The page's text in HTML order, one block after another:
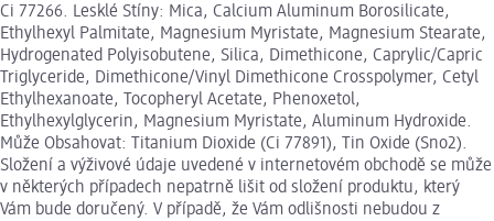
Ci 77266. Lesklé Stíny: Mica, Calcium Aluminum Borosilicate,
Ethylhexyl Palmitate, Magnesium Myristate, Magnesium Stearate,
Hydrogenated Polyisobutene, Silica, Dimethicone, Caprylic/Capric
Triglyceride, Dimethicone/Vinyl Dimethicone Crosspolymer, Cetyl
Ethylhexanoate, Tocopheryl Acetate, Phenoxetol,
Ethylhexylglycerin, Magnesium Myristate, Aluminum Hydroxide.
Může Obsahovat: Titanium Dioxide (Ci 77891), Tin Oxide (Sno2).
Složení a výživové údaje uvedené v internetovém obchodě se může
v některých případech nepatrně lišit od složení produktu, který
Vám bude doručený. V případě, že Vám odlišnosti nebudou z